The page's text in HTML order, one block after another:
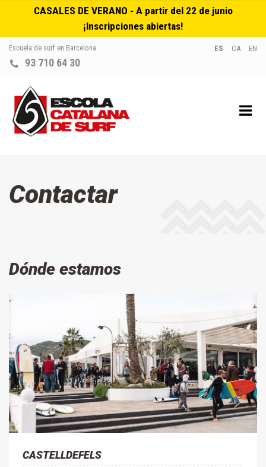
CASALES DE VERANO - A partir del 22 de junio
¡Inscripciones abiertas!
Escuela de surf en Barcelona
93 710 64 30
ES CA EN
Contactar
Dónde estamos
CASTELLDEFELS